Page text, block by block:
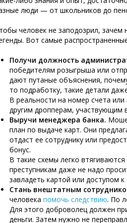
люди — от школьников до
человек не заподозрил,
Вот самые
Получи должность
победителям розыгрыша или
дают путаные объяснения,
то подработку, такие детали
В реальности на номер счета
другим дропперам, участвующим
Выручи менеджера банка.
план по выдаче карт. Они
отдаст ее сотруднику или
бонус.
В такие схемы легко
преступникам даже не надо
завладеть картой или доступом к
Стань внештатным
человекапомочь следствию. По
Для этого доброволец должен
деньги. Затем нужно не